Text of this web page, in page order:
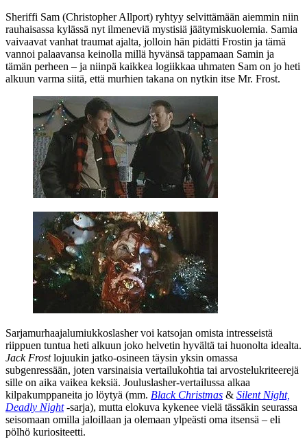
Sheriffi Sam (Christopher Allport) ryhtyy selvittämään aiemmin niin
rauhaisassa kylässä nyt ilmeneviä mystisiä jäätymiskuolemia. Samia
vaivaavat vanhat traumat ajalta, jolloin hän pidätti Frostin ja tämä
vannoi palaavansa keinolla millä hyvänsä tappamaan Samin ja
tämän perheen – ja niinpä kaikkea logiikkaa uhmaten Sam on jo heti
alkuun varma siitä, että murhien takana on nytkin itse Mr. Frost.
Sarjamurhaajalumiukkoslasher voi katsojan omista intresseistä
riippuen tuntua heti alkuun joko helvetin hyvältä tai huonolta idealta.
Jack Frostlojuukin jatko-osineen täysin yksin omassa
subgenressään, joten varsinaisia vertailukohtia tai arvostelukriteerejä
sille on aika vaikea keksiä. Jouluslasher-vertailussa alkaa
kilpakumppaneita jo löytyä (mm. Black Christmas & Silent Night,
Deadly Night‑sarja), mutta elokuva kykenee vielä tässäkin seurassa
seisomaan omilla jaloillaan ja olemaan ylpeästi oma itsensä – eli
pölhö kuriositeetti.